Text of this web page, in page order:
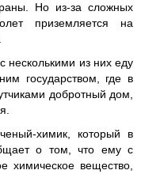
Но из-за сложных
приземляется на
несколькими из них еду
государством, где в
добротный дом,
химик, который в
о том, что ему с
химическое вещество,